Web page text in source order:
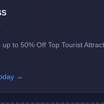
up to 50% Off Top Tourist
→